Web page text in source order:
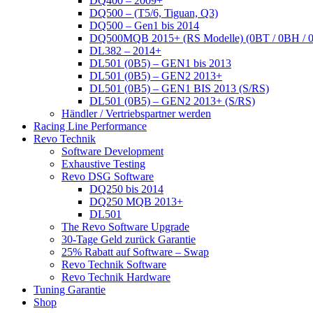
DQ500 – (T5/6, Tiguan, Q3)
DQ500 – Gen1 bis 2014
DQ500MQB 2015+ (RS Modelle) (0BT / 0BH /
DL382 – 2014+
DL501 (0B5) – GEN1 bis 2013
DL501 (0B5) – GEN2 2013+
DL501 (0B5) – GEN1 BIS 2013 (S/RS)
DL501 (0B5) – GEN2 2013+ (S/RS)
Händler / Vertriebspartner werden
Racing Line Performance
Revo Technik
Software Development
Exhaustive Testing
Revo DSG Software
DQ250 bis 2014
DQ250 MQB 2013+
DL501
The Revo Software Upgrade
30-Tage Geld zurück Garantie
25% Rabatt auf Software – Swap
Revo Technik Software
Revo Technik Hardware
Tuning Garantie
Shop